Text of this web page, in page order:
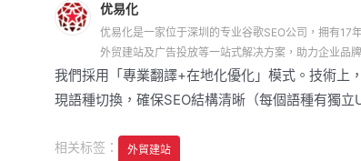
优易化
优易化是一家位于深圳的专业谷歌SEO公司，拥有17
外贸建站及广告投放等一站式解决方案，助力企业品
我們採用「專業翻譯+在地化優化」模式。技術
現語種切換，確保SEO結構清晰（每個語種有獨立
相关标签： 外貿建站